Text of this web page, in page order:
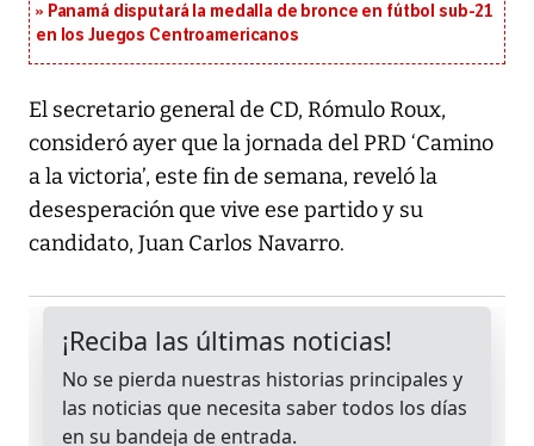
Panamá disputará la medalla de bronce en fútbol sub-21
en los Juegos Centroamericanos
El secretario general de CD, Rómulo Roux,
consideró ayer que la jornada del PRD ‘Camino
a la victoria’, este fin de semana, reveló la
desesperación que vive ese partido y su
candidato, Juan Carlos Navarro.